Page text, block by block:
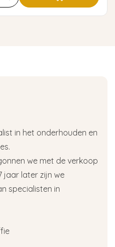
in het onderhouden en
we met de verkoop
jaar later zijn we
specialisten in